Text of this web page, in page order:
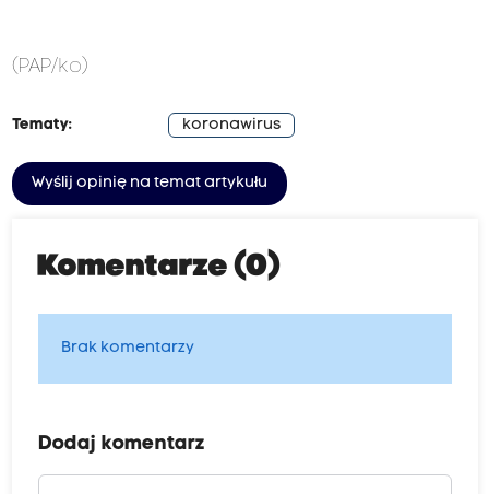
(PAP/ko)
Tematy: koronawirus
Wyślij opinię na temat artykułu
Komentarze (0)
Brak komentarzy
Dodaj komentarz